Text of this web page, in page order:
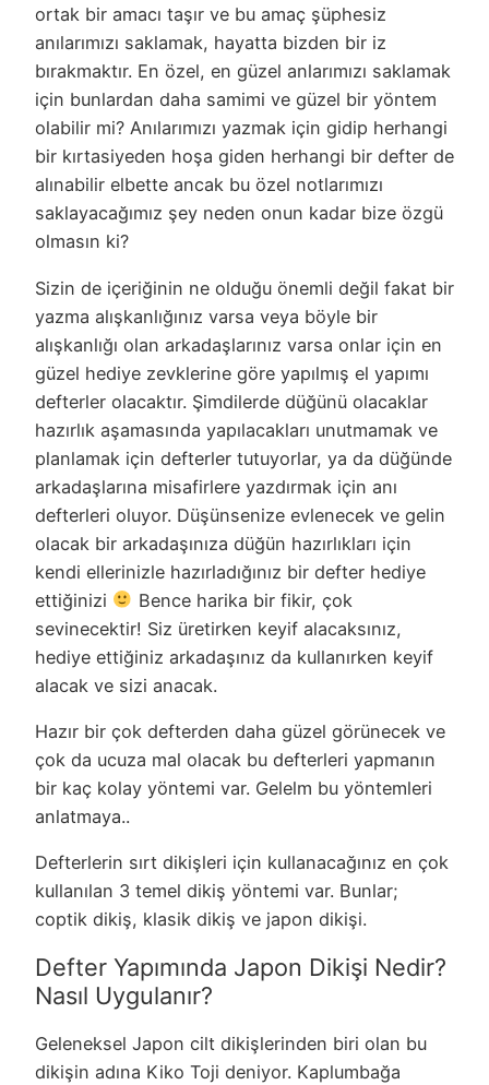
ortak bir amacı taşır ve bu amaç şüphesiz
anılarımızı saklamak, hayatta bizden bir iz
bırakmaktır. En özel, en güzel anlarımızı saklamak
için bunlardan daha samimi ve güzel bir yöntem
olabilir mi? Anılarımızı yazmak için gidip herhangi
bir kırtasiyeden hoşa giden herhangi bir defter de
alınabilir elbette ancak bu özel notlarımızı
saklayacağımız şey neden onun kadar bize özgü
olmasın ki?
Sizin de içeriğinin ne olduğu önemli değil fakat bir
yazma alışkanlığınız varsa veya böyle bir
alışkanlığı olan arkadaşlarınız varsa onlar için en
güzel hediye zevklerine göre yapılmış el yapımı
defterler olacaktır. Şimdilerde düğünü olacaklar
hazırlık aşamasında yapılacakları unutmamak ve
planlamak için defterler tutuyorlar, ya da düğünde
arkadaşlarına misafirlere yazdırmak için anı
defterleri oluyor. Düşünsenize evlenecek ve gelin
olacak bir arkadaşınıza düğün hazırlıkları için
kendi ellerinizle hazırladığınız bir defter hediye
ettiğinizi
Bence harika bir fikir, çok
sevinecektir! Siz üretirken keyif alacaksınız,
hediye ettiğiniz arkadaşınız da kullanırken keyif
alacak ve sizi anacak.
Hazır bir çok defterden daha güzel görünecek ve
çok da ucuza mal olacak bu defterleri yapmanın
bir kaç kolay yöntemi var. Gelelm bu yöntemleri
anlatmaya..
Defterlerin sırt dikişleri için kullanacağınız en çok
kullanılan 3 temel dikiş yöntemi var. Bunlar;
coptik dikiş, klasik dikiş ve japon dikişi.
Defter Yapımında Japon Dikişi Nedir?
Nasıl Uygulanır?
Geleneksel Japon cilt dikişlerinden biri olan bu
dikişin adına Kiko Toji deniyor. Kaplumbağa